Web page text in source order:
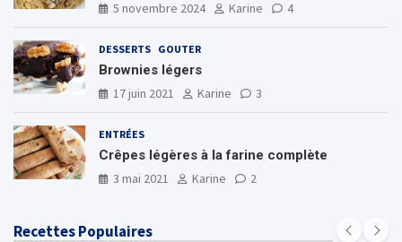
5 novembre 2024
Karine 4
DESSERTS GOUTER
Brownies légers
17 juin 2021
Karine 3
ENTRÉES
Crêpes légères à la farine complète
3 mai 2021
Karine 2
Recettes Populaires